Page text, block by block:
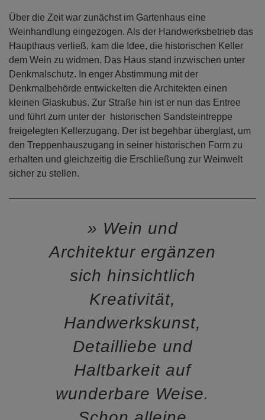
Über die Zeit war zunächst im Gartenhaus eine
Weinhandlung eingezogen. Als der Handwerksbetrieb das
Haupthaus verließ, kam die Idee, die historischen Keller
dem Wein zu widmen. Das Haus stand inzwischen unter
Denkmalschutz. In enger Abstimmung mit der
Denkmalbehörde entwickelten die Architekten einen
kleinen Glaskubus. Zur Straße hin ist er nun das Entree
und führt zum unter der historischen Sandsteintreppe
freigelegten Kellerzugang. Der ist begehbar überglast, um
den Treppenhauszugang in seiner historischen Form zu
erhalten und gleichzeitig die Erschließung zur Weinwelt
sicher zu stellen.
Wein und
Architektur ergänzen
sich hinsichtlich
Kreativität,
Handwerkskunst,
Detailliebe und
Haltbarkeit auf
wunderbare Weise.